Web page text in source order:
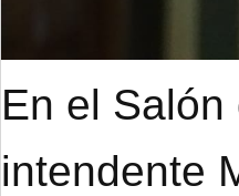
En el
intendente